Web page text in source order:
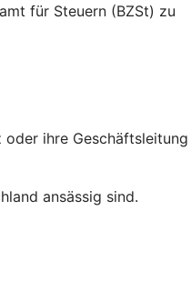
für Steuern (BZSt) zu
ihre Geschäftsleitung
ansässig sind.